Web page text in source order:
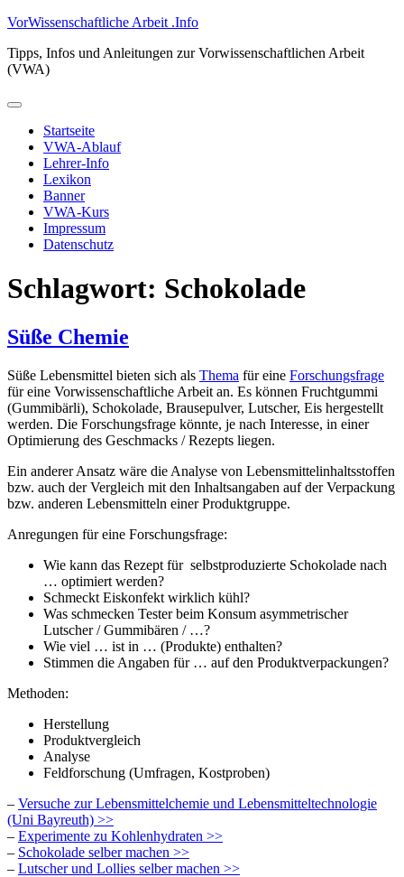
Zum
springen
VorWissenschaftliche Arbeit .Info
Tipps, Infos und Anleitungen zur Vorwissenschaftlichen Arbeit
(VWA)
Primäres
Startseite
VWA-Ablauf
Lehrer-Info
Lexikon
Banner
VWA-Kurs
Impressum
Datenschutz
Schlagwort: Schokolade
Süße Chemie
Süße Lebensmittel bieten sich als Thema für eine Forschungsfrage
für eine Vorwissenschaftliche Arbeit an. Es können Fruchtgummi
(Gummibärli), Schokolade, Brausepulver, Lutscher, Eis hergestellt
werden. Die Forschungsfrage könnte, je nach Interesse, in einer
Optimierung des Geschmacks / Rezepts liegen.
Ein anderer Ansatz wäre die Analyse von Lebensmittelinhaltsstoffen
bzw. auch der Vergleich mit den Inhaltsangaben auf der Verpackung
bzw. anderen Lebensmitteln einer Produktgruppe.
Anregungen für eine Forschungsfrage:
Wie kann das Rezept für selbstproduzierte Schokolade nach
… optimiert werden?
Schmeckt Eiskonfekt wirklich kühl?
Was schmecken Tester beim Konsum asymmetrischer
Lutscher / Gummibären / …?
Wie viel … ist in … (Produkte) enthalten?
Stimmen die Angaben für … auf den Produktverpackungen?
Methoden:
Herstellung
Produktvergleich
Analyse
Feldforschung (Umfragen, Kostproben)
– Versuche zur Lebensmittelchemie und Lebensmitteltechnologie
(Uni Bayreuth) >>
– Experimente zu Kohlenhydraten >>
– Schokolade selber machen >>
– Lutscher und Lollies selber machen >>